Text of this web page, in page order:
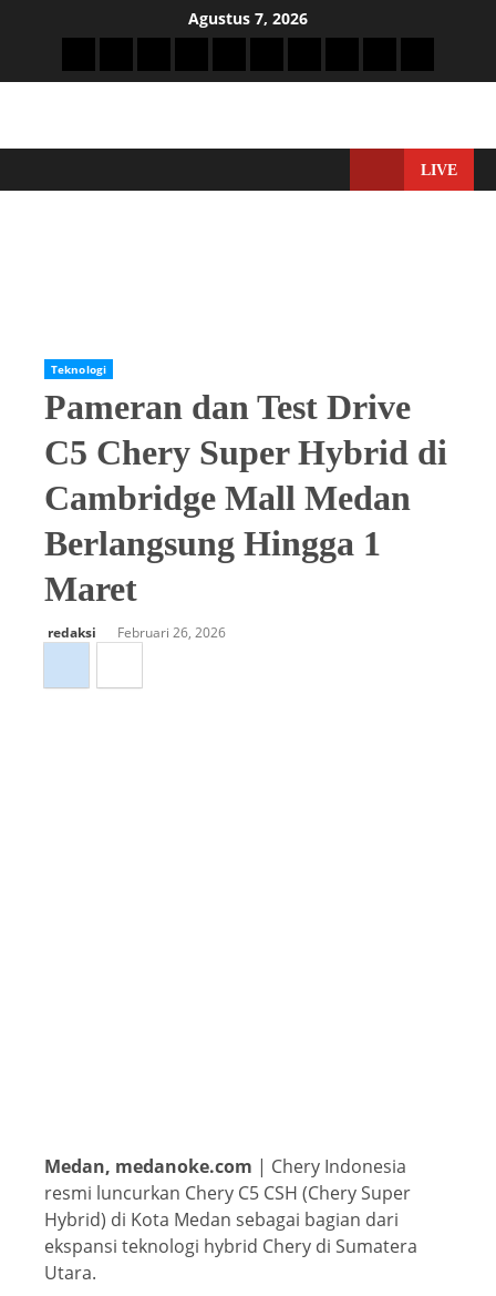
Agustus 7, 2026
LIVE
Teknologi
Pameran dan Test Drive
C5 Chery Super Hybrid di
Cambridge Mall Medan
Berlangsung Hingga 1
Maret
redaksi Februari 26, 2026
Medan, medanoke.com | Chery Indonesia
resmi luncurkan Chery C5 CSH (Chery Super
Hybrid) di Kota Medan sebagai bagian dari
ekspansi teknologi hybrid Chery di Sumatera
Utara.